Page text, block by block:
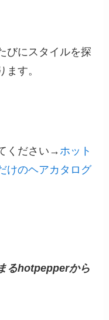
びにスタイルを探
ます。
ください→ ホット
けのヘアカタログ
るhotpepperから